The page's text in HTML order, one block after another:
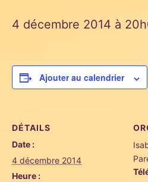
4 décembre 2014 à
Ajouter au calendrier
DÉTAILS
Date :
4 décembre 2014
Heure :